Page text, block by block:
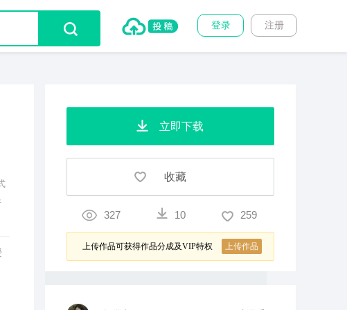
注册
登录
立即下载
收藏
327 10 259
上传作品可获得作品分成及VIP特权 上传作品